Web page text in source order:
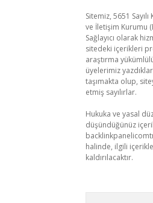
Sitemiz, 5651
ve İletişim Kurumu
Sağlayıcı olarak
sitedeki içerikleri
araştırma
üyelerimiz
taşımakta olup,
etmiş sayılırlar.
Hukuka ve yasal
düşündüğünüz
halinde, ilgili
kaldırılacaktır.